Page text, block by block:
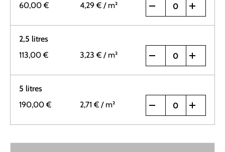
60,00 €
4,29 € / m²
2,5 litres
113,00 €
3,23 € / m²
5 litres
190,00 €
2,71 € / m²